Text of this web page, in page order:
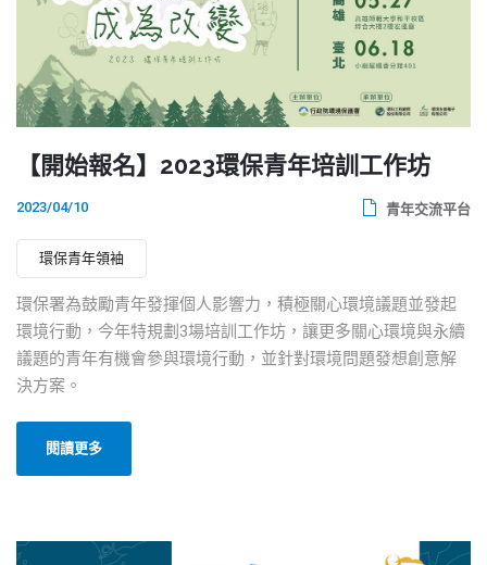
【開始報名】2023環保青年培訓工作坊
2023/04/10 青年交流平台
環保青年領袖
環保署為鼓勵青年發揮個人影響力，積極關心環境議題並發起
環境行動，今年特規劃3場培訓工作坊，讓更多關心環境與永續
議題的青年有機會參與環境行動，並針對環境問題發想創意解
決方案。
閱讀更多